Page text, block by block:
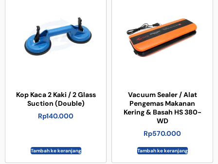
Kop Kaca 2 Kaki / 2 Glass
Suction (Double)
Rp140.000
Tambah ke keranjang
Vacuum Sealer / Alat
Pengemas Makanan
Kering & Basah HS 380-
WD
Rp570.000
Tambah ke keranjang